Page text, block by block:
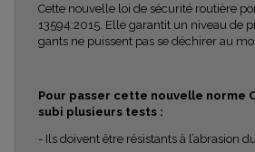
Cette nouvelle loi de sécurité routière
13594:2015. Elle garantit un niveau de
gants ne puissent pas se déchirer au
Pour passer cette nouvelle norme
subi plusieurs tests :
- Ils doivent être résistants à l’abrasion